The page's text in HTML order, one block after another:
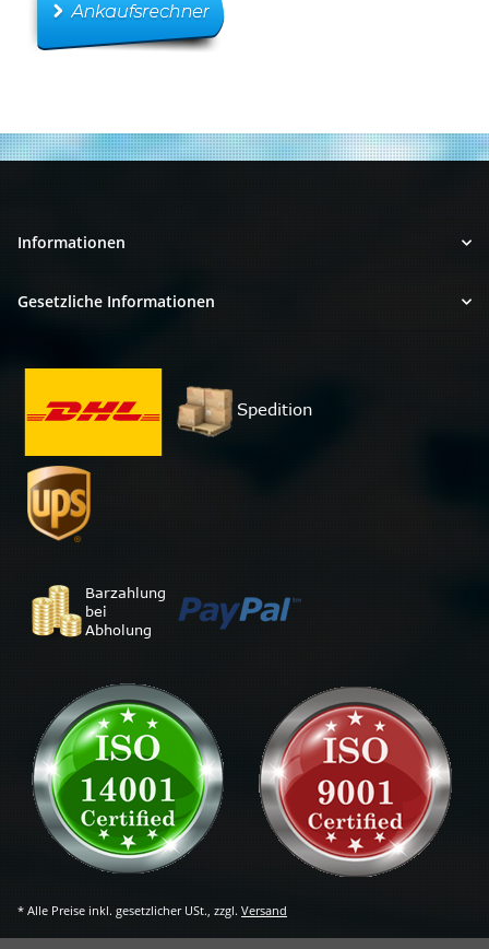
Informationen
Gesetzliche Informationen
* Alle Preise inkl. gesetzlicher USt., zzgl. Versand